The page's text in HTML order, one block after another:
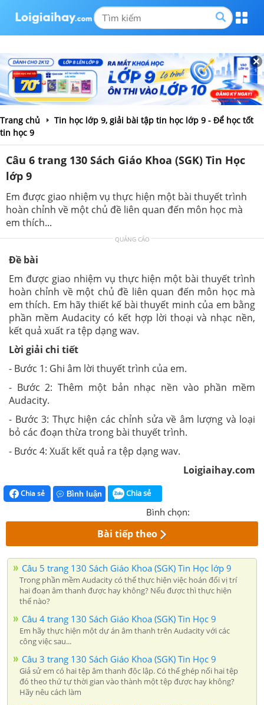
Trang chủ
Tin học lớp 9, giải bài tập tin học lớp 9 - Để học tốt
tin học 9
Câu 6 trang 130 Sách Giáo Khoa (SGK) Tin Học
lớp 9
Em được giao nhiệm vụ thực hiện một bài thuyết trình
hoàn chỉnh về một chủ đề liên quan đến môn học mà
em thích...
QUẢNG CÁO
Đề bài
Em được giao nhiệm vụ thực hiện một bài thuyết trình
hoàn chỉnh về một chủ đề liên quan đến môn học mà
em thích. Em hãy thiết kế bài thuyết minh của em bằng
phần mềm Audacity có kết hợp lời thoại và nhạc nền,
kết quả xuất ra tệp dạng wav.
Lời giải chi tiết
- Bước 1: Ghi âm lời thuyết trình của em.
- Bước 2: Thêm một bản nhạc nền vào phần mềm
Audacity.
- Bước 3: Thực hiện các chỉnh sửa về âm lượng và loại
bỏ các đoạn thừa trong bài thuyết trình.
- Bước 4: Xuất kết quả ra tệp dạng wav.
Loigiaihay.com
Chia sẻ Bình luận Chia sẻ
Bình chọn:
Bài tiếp theo
Câu 5 trang 130 Sách Giáo Khoa (SGK) Tin Học lớp 9
Trong phần mềm Audacity có thể thực hiện việc hoán đổi vị trí
hai đoạn âm thanh được hay không? Nếu được thì thực hiện
thế nào?
Câu 4 trang 130 Sách Giáo Khoa (SGK) Tin Học 9
Em hãy thực hiện một dự án âm thanh trên Audacity với các
công việc sau...
Câu 3 trang 130 Sách Giáo Khoa (SGK) Tin Học 9
Giả sử em có hai tệp âm thanh độc lập. Có thể ghép nối hai tệp
đó theo thứ tự thời gian vào thành một tệp được hay không?
Hãy nêu cách làm